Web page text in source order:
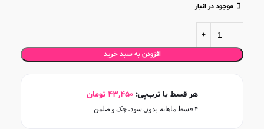
موجود در انبار
افزودن به سبد خرید
هر قسط با ترب‌پی: 43,450 تومان
۴ قسط ماهانه. بدون سود، چک و ضامن.